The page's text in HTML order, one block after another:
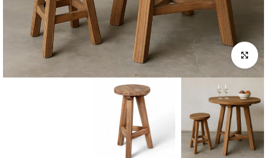
לחץ להגדלה